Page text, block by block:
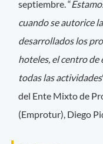
septiembre. “
cuando se autorice
desarrollados los
hoteles, el centro de
todas las actividades
del Ente Mixto de
(Emprotur), Diego